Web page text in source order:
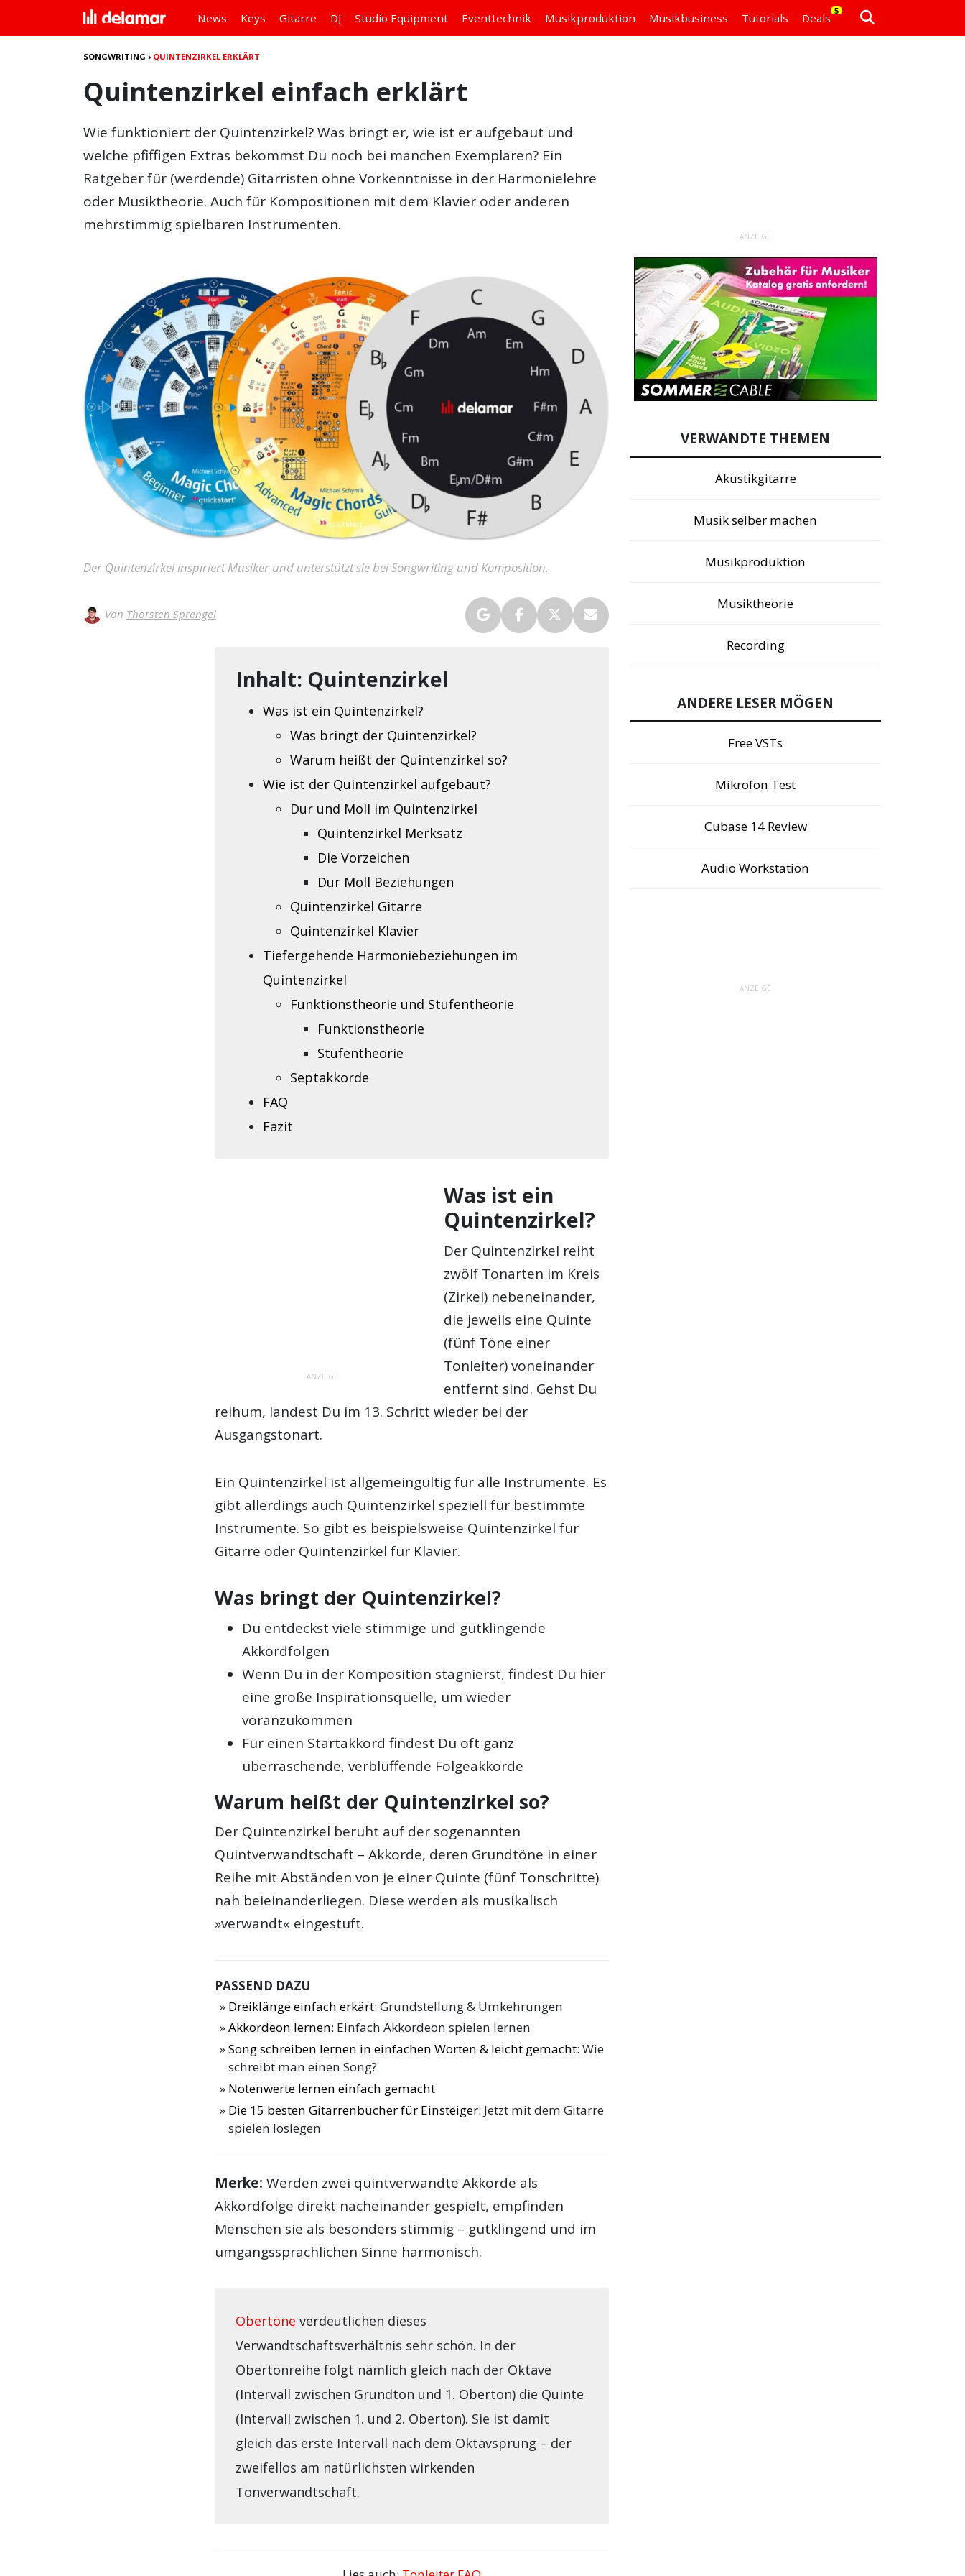
News Keys Gitarre DJ Studio Equipment Eventtechnik Musikproduktion Musikbusiness Tutorials Deals
5
SONGWRITING › QUINTENZIRKEL ERKLÄRT
Quintenzirkel einfach erklärt
Wie funktioniert der Quintenzirkel? Was bringt er, wie ist er aufgebaut und
welche pfiffigen Extras bekommst Du noch bei manchen Exemplaren? Ein
Ratgeber für (werdende) Gitarristen ohne Vorkenntnisse in der Harmonielehre
oder Musiktheorie. Auch für Kompositionen mit dem Klavier oder anderen
mehrstimmig spielbaren Instrumenten.
Der Quintenzirkel inspiriert Musiker und unterstützt sie bei Songwriting und Komposition.
Von Thorsten Sprengel
Inhalt: Quintenzirkel
Was ist ein Quintenzirkel?
Was bringt der Quintenzirkel?
Warum heißt der Quintenzirkel so?
Wie ist der Quintenzirkel aufgebaut?
Dur und Moll im Quintenzirkel
Quintenzirkel Merksatz
Die Vorzeichen
Dur Moll Beziehungen
Quintenzirkel Gitarre
Quintenzirkel Klavier
Tiefergehende Harmoniebeziehungen im
Quintenzirkel
Funktionstheorie und Stufentheorie
Funktionstheorie
Stufentheorie
Septakkorde
FAQ
Fazit
ANZEIGE
Was ist ein
Quintenzirkel?
Der Quintenzirkel reiht
zwölf Tonarten im Kreis
(Zirkel) nebeneinander,
die jeweils eine Quinte
(fünf Töne einer
Tonleiter) voneinander
entfernt sind. Gehst Du
reihum, landest Du im 13. Schritt wieder bei der
Ausgangstonart.
Ein Quintenzirkel ist allgemeingültig für alle Instrumente. Es
gibt allerdings auch Quintenzirkel speziell für bestimmte
Instrumente. So gibt es beispielsweise Quintenzirkel für
Gitarre oder Quintenzirkel für Klavier.
Was bringt der Quintenzirkel?
Du entdeckst viele stimmige und gutklingende
Akkordfolgen
Wenn Du in der Komposition stagnierst, findest Du hier
eine große Inspirationsquelle, um wieder
voranzukommen
Für einen Startakkord findest Du oft ganz
überraschende, verblüffende Folgeakkorde
Warum heißt der Quintenzirkel so?
Der Quintenzirkel beruht auf der sogenannten
Quintverwandtschaft – Akkorde, deren Grundtöne in einer
Reihe mit Abständen von je einer Quinte (fünf Tonschritte)
nah beieinanderliegen. Diese werden als musikalisch
»verwandt« eingestuft.
PASSEND DAZU
Dreiklänge einfach erkärt: Grundstellung & Umkehrungen
Akkordeon lernen: Einfach Akkordeon spielen lernen
Song schreiben lernen in einfachen Worten & leicht gemacht: Wie
schreibt man einen Song?
Notenwerte lernen einfach gemacht
Die 15 besten Gitarrenbücher für Einsteiger: Jetzt mit dem Gitarre
spielen loslegen
Merke: Werden zwei quintverwandte Akkorde als
Akkordfolge direkt nacheinander gespielt, empfinden
Menschen sie als besonders stimmig – gutklingend und im
umgangssprachlichen Sinne harmonisch.
Obertöne verdeutlichen dieses
Verwandtschaftsverhältnis sehr schön. In der
Obertonreihe folgt nämlich gleich nach der Oktave
(Intervall zwischen Grundton und 1. Oberton) die Quinte
(Intervall zwischen 1. und 2. Oberton). Sie ist damit
gleich das erste Intervall nach dem Oktavsprung – der
zweifellos am natürlichsten wirkenden
Tonverwandtschaft.
ANZEIGE
VERWANDTE THEMEN
Akustikgitarre
Musik selber machen
Musikproduktion
Musiktheorie
Recording
ANDERE LESER MÖGEN
Free VSTs
Mikrofon Test
Cubase 14 Review
Audio Workstation
ANZEIGE